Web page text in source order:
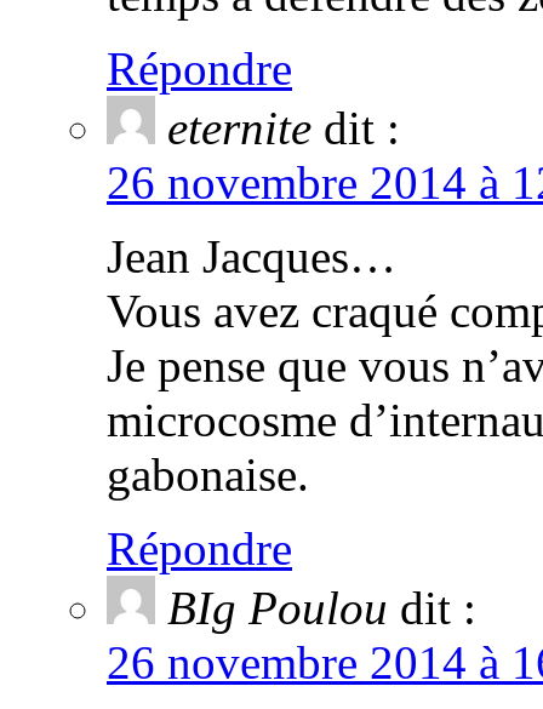
Répondre
eternite dit :
26 novembre 2014 à
Jean Jacques…
Vous avez craqué
Je pense que vous
microcosme
gabonaise.
Répondre
BIg Poulou dit :
26 novembre 2014 à